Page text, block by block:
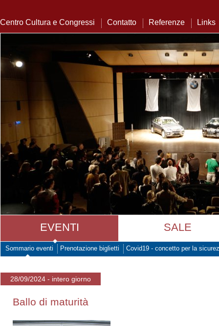
Centro Cultura e Congressi Contatto Referenze Links
EVENTI SALE
Sommario eventi Prenotazione biglietti Covid19 - concetto per la
28/09/2024 - intero giorno
Ballo di maturità